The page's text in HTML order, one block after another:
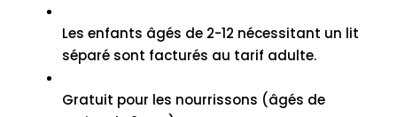
Les enfants âgés de 2-12 nécessitant un lit
séparé sont facturés au tarif adulte.
Gratuit pour les nourrissons (âgés de